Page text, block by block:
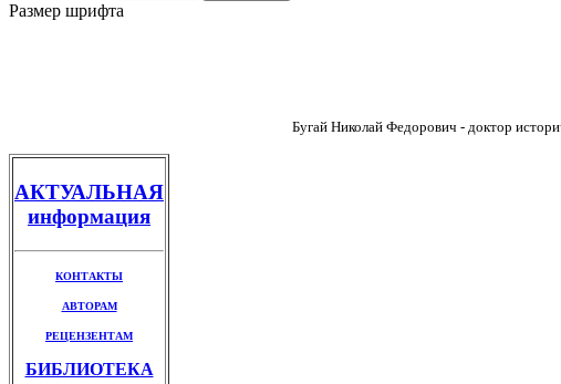
Размер шрифта
Бугай Николай Федорович - доктор
АКТУАЛЬНАЯ
информация
КОНТАКТЫ
АВТОРАМ
РЕЦЕНЗЕНТАМ
БИБЛИОТЕКА